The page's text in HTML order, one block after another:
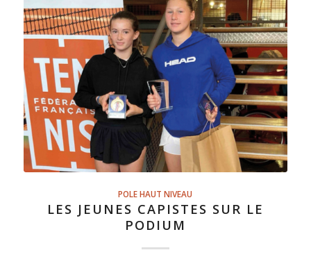
POLE HAUT NIVEAU
LES JEUNES CAPISTES SUR LE
PODIUM